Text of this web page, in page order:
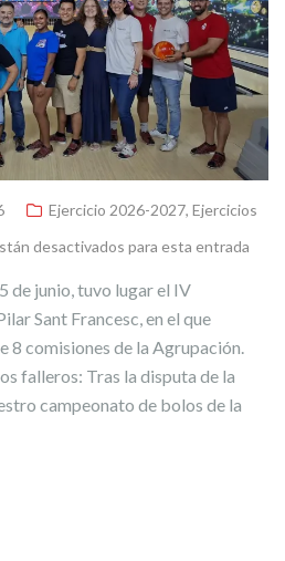
Ejercicio 2026-2027, Ejercicios
desactivados para esta entrada
de junio, tuvo lugar el IV
Sant Francesc, en el que
8 comisiones de la Agrupación.
falleros: Tras la disputa de la
campeonato de bolos de la